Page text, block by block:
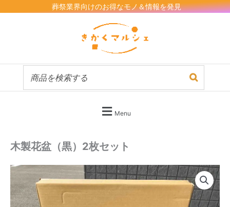
容
プ
葬祭業界向けのお得なモノ＆情報を発見
Menu
木製花盆（黒）2枚セット